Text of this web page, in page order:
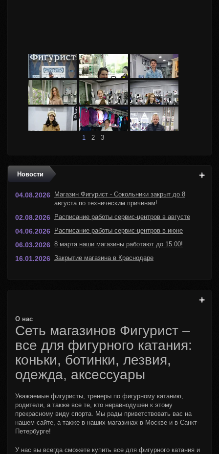
1 2 3
Новости
04.08.2026
Магазин Фигурист - Сокольники закрыт до 8
августа по техническим причинам!
02.08.2026 Расписание работы сервис-центров в августе
04.06.2026 Расписание работы сервис-центров в июне
06.03.2026 8 марта наши магазины работают до 15.00!
16.01.2026 Закрытие магазина в Краснодаре
О нас
Сеть магазинов Фигурист –
все для фигурного катания:
коньки, ботинки, лезвия,
одежда, аксессуары
Уважаемые фигуристы, тренеры по фигурному катанию,
родители, а также все те, кто неравнодушен к этому
прекрасному виду спорта. Мы рады приветствовать вас на
нашем сайте, а также в наших магазинах в Москве и в Санкт-
Петербурге!
У нас вы всегда сможете купить все для фигурного катания и